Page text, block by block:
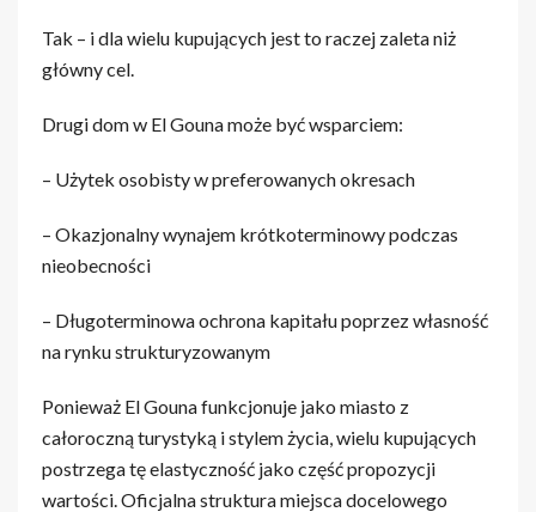
Tak – i dla wielu kupujących jest to raczej zaleta niż
główny cel.
Drugi dom w El Gouna może być wsparciem:
– Użytek osobisty w preferowanych okresach
– Okazjonalny wynajem krótkoterminowy podczas
nieobecności
– Długoterminowa ochrona kapitału poprzez własność
na rynku strukturyzowanym
Ponieważ El Gouna funkcjonuje jako miasto z
całoroczną turystyką i stylem życia, wielu kupujących
postrzega tę elastyczność jako część propozycji
wartości. Oficjalna struktura miejsca docelowego